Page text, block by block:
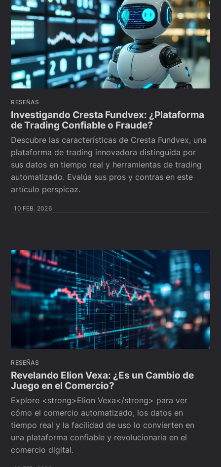
RESEÑAS
Investigando Cresta Fundvex: ¿Plataforma
de Trading Confiable o Fraude?
Descubre las características de Cresta Fundvex, una
plataforma de trading innovadora distinguida por
sus datos en tiempo real y herramientas de trading
automatizado. Evalúa sus pros y contras en este
artículo perspicaz.
10 FEB. 2026
RESEÑAS
Revelando Elion Vexa: ¿Es un Cambio de
Juego en el Comercio?
Explore <strong>Elion Vexa</strong> para ver
cómo el comercio automatizado, los datos en
tiempo real y la facilidad de uso lo convierten en
una plataforma confiable y revolucionaria en el
comercio digital.